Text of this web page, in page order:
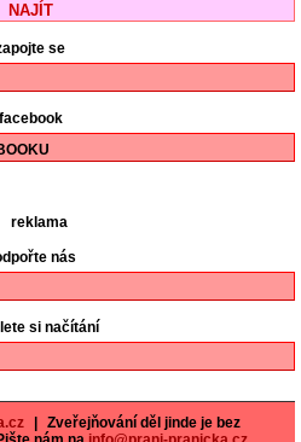
se
facebook
reklama
nás
si načítání
Zveřejňování děl jinde je bez